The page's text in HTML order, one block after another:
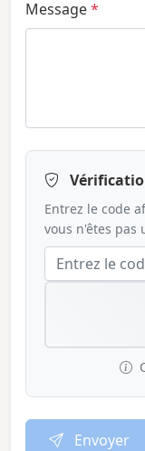
Message*
Entrez le code
vous n'êtes pas
Envoyer